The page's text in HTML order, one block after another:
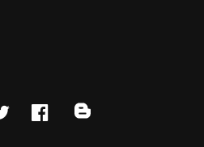
twitterfacebook
blog